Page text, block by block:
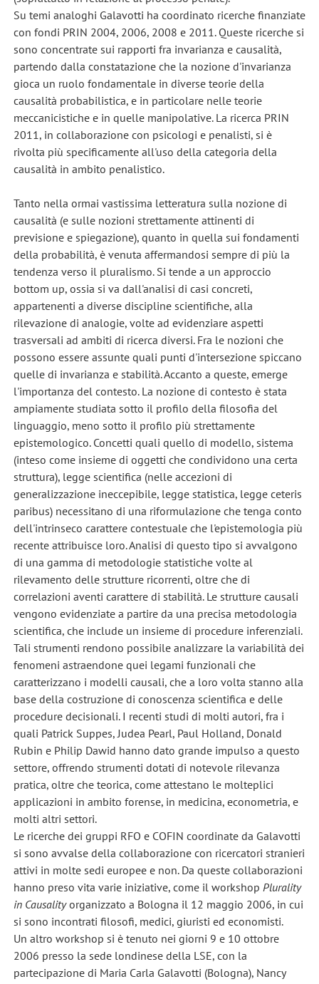
Su temi analoghi Galavotti ha coordinato ricerche finanziate
con fondi PRIN 2004, 2006, 2008 e 2011. Queste ricerche si
sono concentrate sui rapporti fra invarianza e causalità,
partendo dalla constatazione che la nozione d'invarianza
gioca un ruolo fondamentale in diverse teorie della
causalità probabilistica, e in particolare nelle teorie
meccanicistiche e in quelle manipolative. La ricerca PRIN
2011, in collaborazione con psicologi e penalisti, si è
rivolta più specificamente all'uso della categoria della
causalità in ambito penalistico.
Tanto nella ormai vastissima letteratura sulla nozione di
causalità (e sulle nozioni strettamente attinenti di
previsione e spiegazione), quanto in quella sui fondamenti
della probabilità, è venuta affermandosi sempre di più la
tendenza verso il pluralismo. Si tende a un approccio
bottom up, ossia si va dall'analisi di casi concreti,
appartenenti a diverse discipline scientifiche, alla
rilevazione di analogie, volte ad evidenziare aspetti
trasversali ad ambiti di ricerca diversi. Fra le nozioni che
possono essere assunte quali punti d'intersezione spiccano
quelle di invarianza e stabilità. Accanto a queste, emerge
l'importanza del contesto. La nozione di contesto è stata
ampiamente studiata sotto il profilo della filosofia del
linguaggio, meno sotto il profilo più strettamente
epistemologico. Concetti quali quello di modello, sistema
(inteso come insieme di oggetti che condividono una certa
struttura), legge scientifica (nelle accezioni di
generalizzazione ineccepibile, legge statistica, legge ceteris
paribus) necessitano di una riformulazione che tenga conto
dell'intrinseco carattere contestuale che l'epistemologia più
recente attribuisce loro. Analisi di questo tipo si avvalgono
di una gamma di metodologie statistiche volte al
rilevamento delle strutture ricorrenti, oltre che di
correlazioni aventi carattere di stabilità. Le strutture causali
vengono evidenziate a partire da una precisa metodologia
scientifica, che include un insieme di procedure inferenziali.
Tali strumenti rendono possibile analizzare la variabilità dei
fenomeni astraendone quei legami funzionali che
caratterizzano i modelli causali, che a loro volta stanno alla
base della costruzione di conoscenza scientifica e delle
procedure decisionali. I recenti studi di molti autori, fra i
quali Patrick Suppes, Judea Pearl, Paul Holland, Donald
Rubin e Philip Dawid hanno dato grande impulso a questo
settore, offrendo strumenti dotati di notevole rilevanza
pratica, oltre che teorica, come attestano le molteplici
applicazioni in ambito forense, in medicina, econometria, e
molti altri settori.
Le ricerche dei gruppi RFO e COFIN coordinate da Galavotti
si sono avvalse della collaborazione con ricercatori stranieri
attivi in molte sedi europee e non. Da queste collaborazioni
hanno preso vita varie iniziative, come il workshop Plurality
in Causalityorganizzato a Bologna il 12 maggio 2006, in cui
si sono incontrati filosofi, medici, giuristi ed economisti.
Un altro workshop si è tenuto nei giorni 9 e 10 ottobre
2006 presso la sede londinese della LSE, con la
partecipazione di Maria Carla Galavotti (Bologna), Nancy